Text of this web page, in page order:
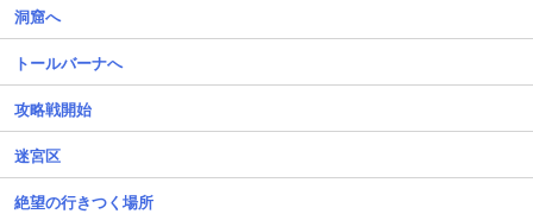
洞窟へ
トールバーナへ
攻略戦開始
迷宮区
絶望の行きつく場所